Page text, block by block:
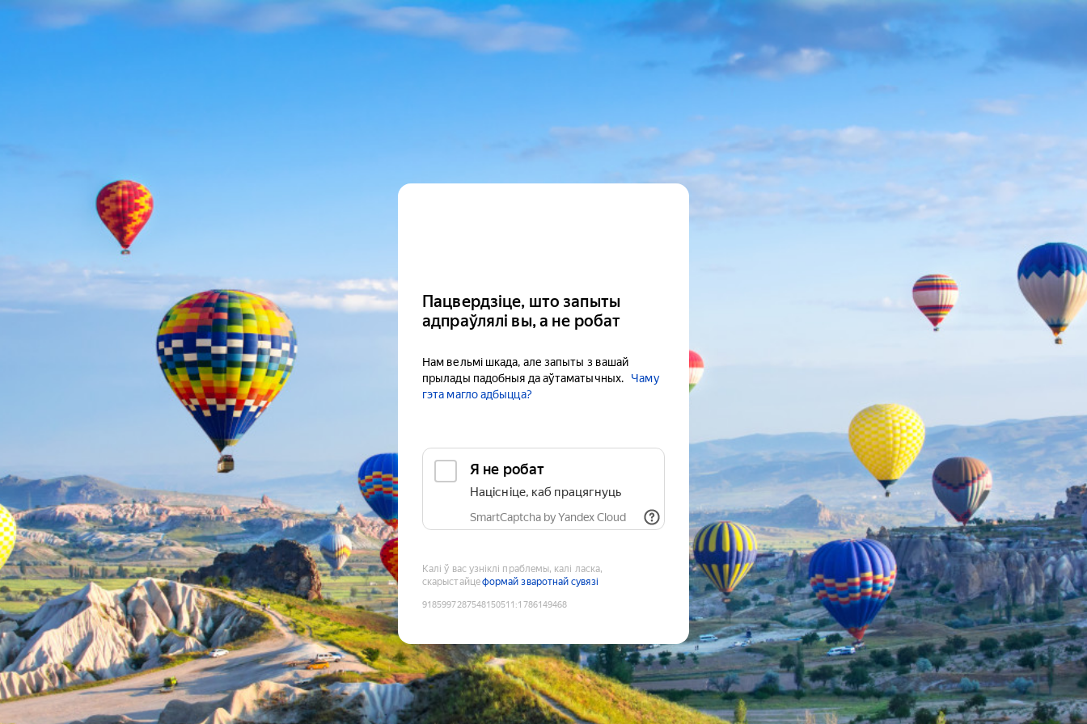
Пацвердзіце, што запыты
адпраўлялі вы, а не робат
Нам вельмі шкада, але запыты з вашай
прылады падобныя да аўтаматычных.
Чаму
гэта магло адбыцца?
Я не робат
Націсніце, каб працягнуць
SmartCaptcha by Yandex Cloud
Калі ў вас узніклі праблемы, калі ласка,
скарыстайцеформай зваротнай сувязі
9185997287548150511 :1786149468